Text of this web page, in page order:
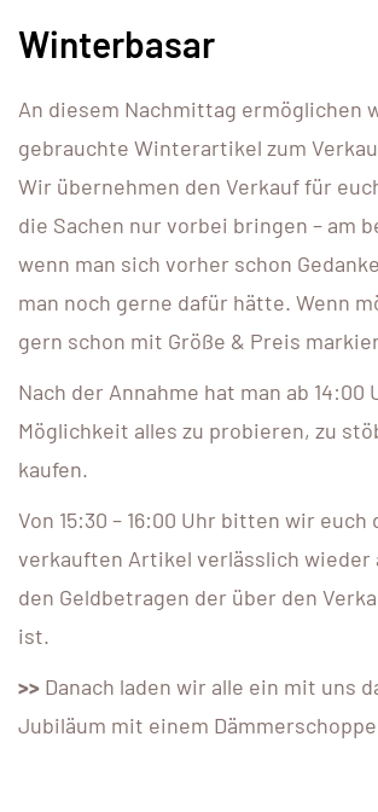
Winterbasar
An diesem Nachmittag ermöglichen
gebrauchte Winterartikel zum
Wir übernehmen den Verkauf für
die Sachen nur vorbei bringen – am
wenn man sich vorher schon
man noch gerne dafür hätte. Wenn
gern schon mit Größe & Preis
Nach der Annahme hat man ab 14:00
Möglichkeit alles zu probieren, zu
kaufen.
Von 15:30 – 16:00 Uhr bitten wir euch
verkauften Artikel verlässlich wieder
den Geldbetragen der über den
ist.
>> Danach laden wir alle ein mit uns
Jubiläum mit einem